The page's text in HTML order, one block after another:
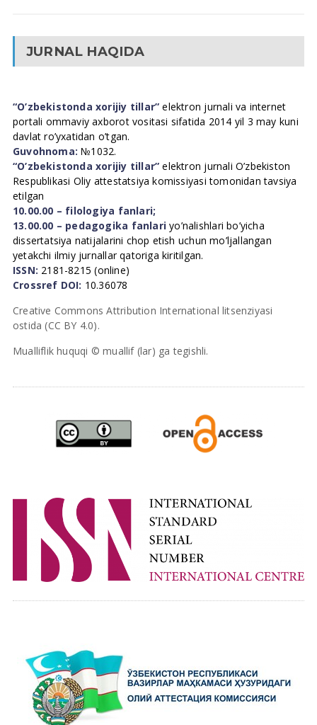
JURNAL HAQIDA
“O’zbekistonda xorijiy tillar” elektron jurnali va internet
portali ommaviy axborot vositasi sifatida 2014 yil 3 may kuni
davlat ro’yxatidan o’tgan.
Guvohnoma: №1032.
“O’zbekistonda xorijiy tillar” elektron jurnali O’zbekiston
Respublikasi Oliy attestatsiya komissiyasi tomonidan tavsiya
etilgan
10.00.00 – filologiya fanlari;
13.00.00 – pedagogika fanlari yo’nalishlari bo’yicha
dissertatsiya natijalarini chop etish uchun mo’ljallangan
yetakchi ilmiy jurnallar qatoriga kiritilgan.
ISSN: 2181-8215 (online)
Crossref DOI: 10.36078
Creative Commons Attribution International litsenziyasi
ostida (CC BY 4.0).
Mualliflik huquqi © muallif (lar) ga tegishli.